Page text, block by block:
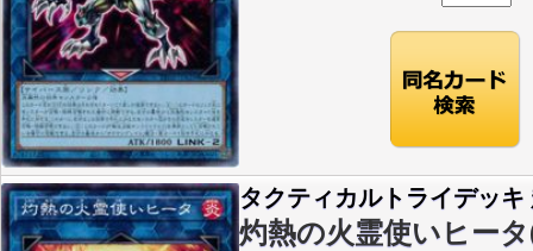
タクティカルトライデッキ
灼熱の火霊使いヒー